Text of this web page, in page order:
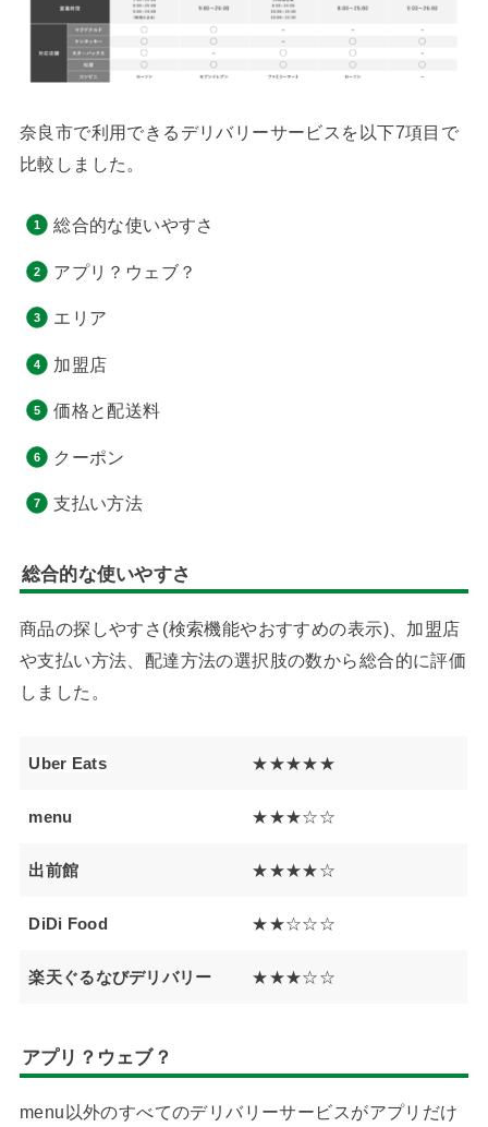
奈良市で利用できるデリバリーサービスを以下7項目で
比較しました。
総合的な使いやすさ
アプリ？ウェブ？
エリア
加盟店
価格と配送料
クーポン
支払い方法
総合的な使いやすさ
商品の探しやすさ(検索機能やおすすめの表示)、加盟店
や支払い方法、配達方法の選択肢の数から総合的に評価
しました。
Uber Eats ★★★★★
menu ★★★☆☆
出前館 ★★★★☆
DiDi Food ★★☆☆☆
楽天ぐるなびデリバリー ★★★☆☆
アプリ？ウェブ？
menu以外のすべてのデリバリーサービスがアプリだけ